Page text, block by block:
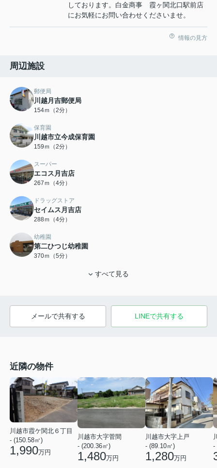
しております。白金商事 霞ヶ関北口駅前店
にお気軽にお問い合わせくださいませ。
情報の見方
周辺施設
郵便局
川越月吉郵便局
154ｍ（2分）
保育園
川越市立今成保育園
159ｍ（2分）
スーパー
エコス月吉店
267ｍ（4分）
ドラッグストア
セイムス月吉店
288ｍ（4分）
幼稚園
第二ひつじ幼稚園
370ｍ（5分）
すべて見る
メールで共有する LINEで共有する
近隣の物件
川越市霞ケ関北６丁目
- (150.58㎡)
1,990万円
川越市大字菅間
- (200.36㎡)
1,480万円
川越市大字上戸
- (89.10㎡)
1,280万円
-